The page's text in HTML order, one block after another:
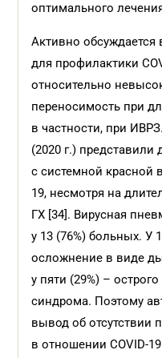
оптимального
Активно
для профилактики
относительно
переносимость при
в частности, при
(2020 г.)
с системной красной
19, несмотря на
ГХ [34]. Вирусная
у 13 (76%) больных. У
осложнение в виде
у пяти (29%) –
синдрома. Поэтому
вывод об отсутствии
в отношении COVID-